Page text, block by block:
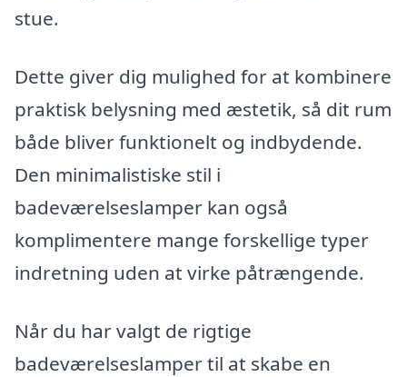
stue.
Dette giver dig mulighed for at kombinere
praktisk belysning med æstetik, så dit rum
både bliver funktionelt og indbydende.
Den minimalistiske stil i
badeværelseslamper kan også
komplimentere mange forskellige typer
indretning uden at virke påtrængende.
Når du har valgt de rigtige
badeværelseslamper til at skabe en